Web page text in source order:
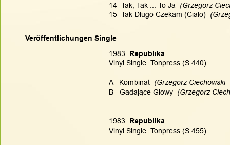
14  Tak, Tak ... To Ja
(Grzegorz
15  Tak Długo Czekam (Ciało)
1983
  Republika
Vinyl Single  Tonpress (S 440)
A   Kombinat
(Grzegorz Ciechowski
B   Gadające Głowy
(Grzegorz
1983
  Republika
Vinyl Single  Tonpress (S 455)
Veröffentlichungen Single